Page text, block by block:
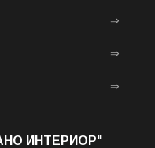
⇒
⇒
⇒
ИНТЕРИОР"